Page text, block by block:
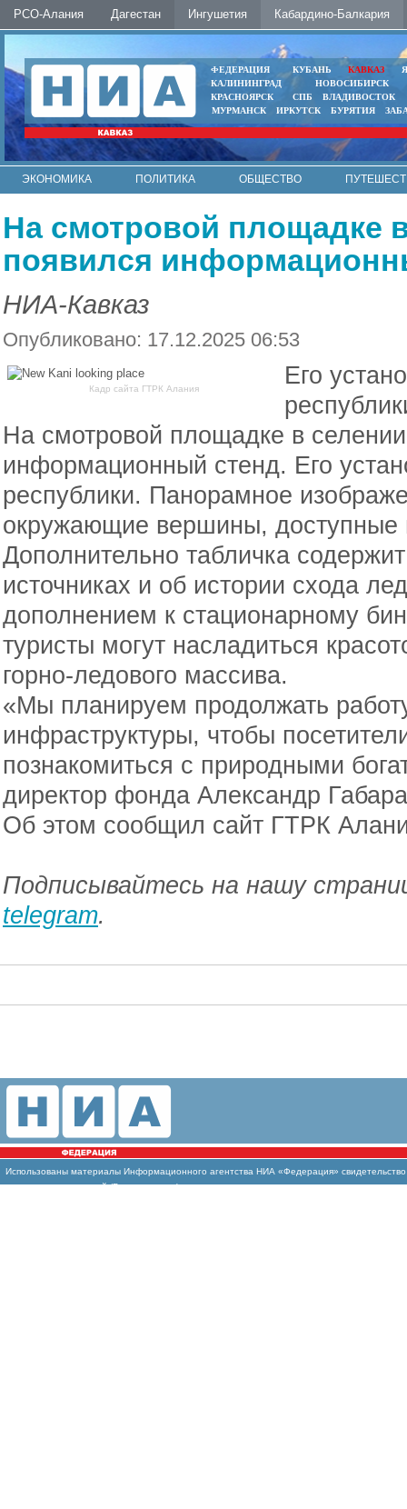
РСО-Алания Дагестан Ингушетия Кабардино-Балкария
ФЕДЕРАЦИЯ КУБАНЬ КАВКАЗ
КАЛИНИНГРАД
НОВОСИБИРСК
КРАСНОЯРСК
СПБ
ВЛАДИВОСТОК
МУРМАНСК
ИРКУТСК БУРЯТИЯ
ЭКОНОМИКА ПОЛИТИКА ОБЩЕСТВО
На смотровой площадке
появился
НИА-Кавказ
Опубликовано: 17.12.2025 06:53
Кадр сайта ГТРК Алания
Его
На смотровой площадке в
информационный стенд. Его
республики. Панорамное
окружающие вершины, доступные
Дополнительно табличка
источниках и об истории схода
дополнением к стационарному
туристы могут насладиться
горно-ледового массива.
«Мы планируем продолжать
инфраструктуры, чтобы
познакомиться с природными
директор фонда Александр
Об этом сообщил сайт ГТРК
Подписывайтесь на нашу
telegram.
Использованы материалы Информационного агентства НИА «Федерация»
массовых коммуникаций (Роскомнадзор)